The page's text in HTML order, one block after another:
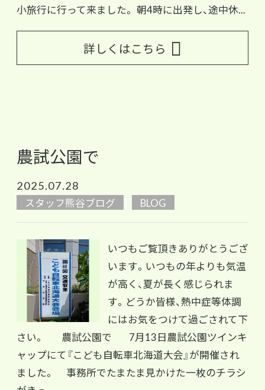
小旅行に行って来ました。 朝4時に出発し、途中休...
詳しくはこちら
農試公園で
2025.07.28
スタッフ熊谷ブログ BLOG
いつもご覧頂きありがとうござ
います。いつもの年よりも気温
が高く、夏が長く感じられま
す。どうか皆様、熱中症等体調
にはお気をつけて過ごされて下
さい。 農試公園で 7月13日農試公園ツインキ
ャップにて『こども自転車北海道大会』が開催され
ました。 事務所でたまたま見かけた一枚のチラシ